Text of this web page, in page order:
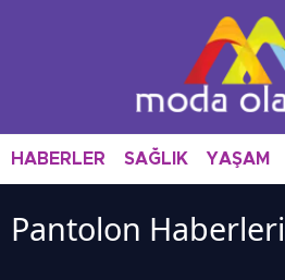
HABERLER SAĞLIK YAŞAM
Pantolon Haberleri